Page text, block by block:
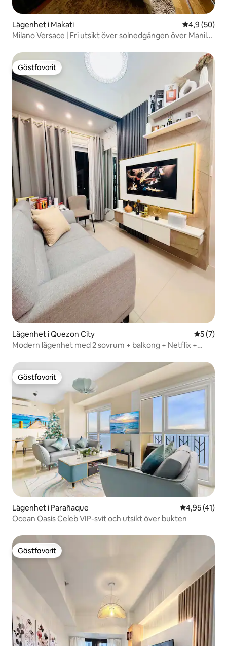
Lägenhet i Makati 4,9 av 5 i
4,9 (50)
Milano Versace | Fri utsikt över solnedgången över Manila
Gästfavorit
Gästfavorit
Lägenhet i Quezon City 5 av 5 i
5 (7)
Modern lägenhet med 2 sovrum + balkong + Netflix +
Gästfavorit
Gästfavorit
Lägenhet i Parañaque 4,95 av 5 i
4,95 (41)
Ocean Oasis Celeb VIP-svit och utsikt över bukten
Gästfavorit
Gästfavorit